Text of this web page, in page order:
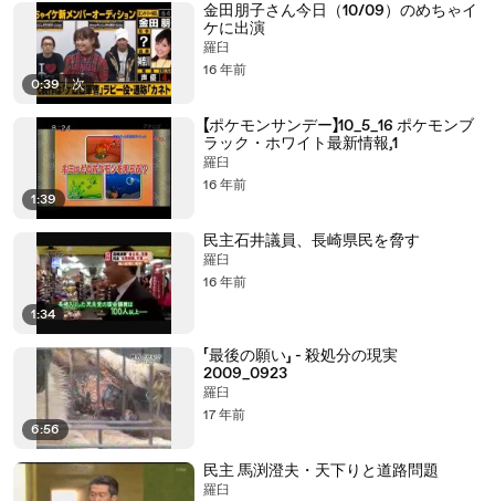
0:39 | 次
金田朋子さん今日（10/09）のめちゃイ
ケに出演
羅臼
16 年前
1:39
【ポケモンサンデー】10_5_16 ポケモンブ
ラック・ホワイト最新情報,1
羅臼
16 年前
1:34
民主石井議員、長崎県民を脅す
羅臼
16 年前
6:56
「最後の願い」 - 殺処分の現実
2009_0923
羅臼
17 年前
民主 馬渕澄夫・天下りと道路問題
羅臼